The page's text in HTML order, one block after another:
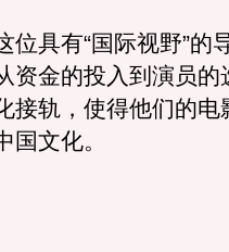
具有“国际视野”的
资金的投入到演员的
接轨，使得他们的电
文化。